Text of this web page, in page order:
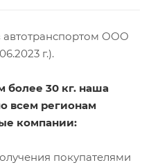
автотранспортом ООО
г.).
более 30 кг. наша
всем регионам
компании:
покупателями